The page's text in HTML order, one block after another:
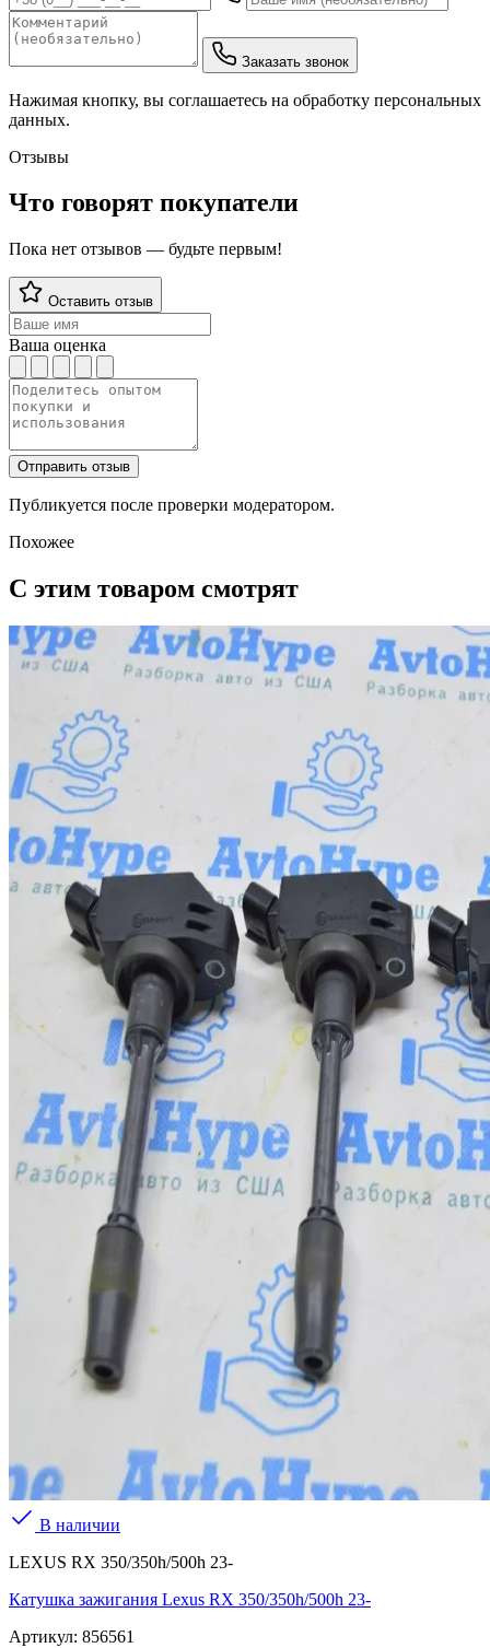
Заказать звонок
Нажимая кнопку, вы соглашаетесь на обработку персональных
данных.
Отзывы
Что говорят покупатели
Пока нет отзывов — будьте первым!
Оставить отзыв
Ваша оценка
Отправить отзыв
Публикуется после проверки модератором.
Похожее
С этим товаром смотрят
В наличии
LEXUS RX 350/350h/500h 23-
Катушка зажигания Lexus RX 350/350h/500h 23-
Артикул: 856561